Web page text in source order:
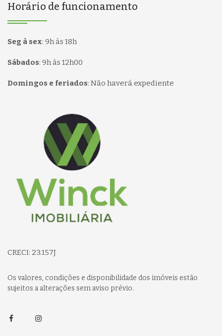
Horário de funcionamento
Seg à sex: 9h às 18h
Sábados: 9h às 12h00
Domingos e feriados: Não haverá expediente
Página inicial
CRECI: 23.157J
Os valores, condições e disponibilidade dos imóveis estão
sujeitos a alterações sem aviso prévio.
FacebookInstagram